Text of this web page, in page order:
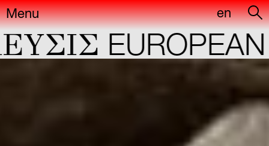
Menu en
EUROPEAN